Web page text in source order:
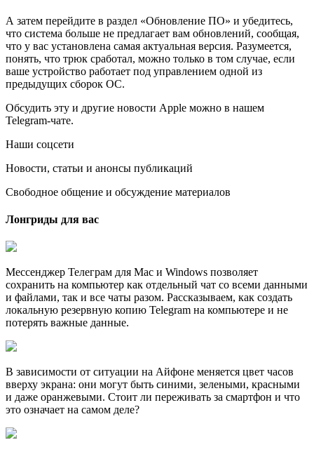
А затем перейдите в раздел «Обновление ПО» и убедитесь,
что система больше не предлагает вам обновлений, сообщая,
что у вас установлена самая актуальная версия. Разумеется,
понять, что трюк сработал, можно только в том случае, если
ваше устройство работает под управлением одной из
предыдущих сборок ОС.
Обсудить эту и другие новости Apple можно в нашем
Telegram-чате.
Наши соцсети
Новости, статьи и анонсы публикаций
Свободное общение и обсуждение материалов
Лонгриды для вас
Мессенджер Телеграм для Mac и Windows позволяет
сохранить на компьютер как отдельный чат со всеми данными
и файлами, так и все чаты разом. Рассказываем, как создать
локальную резервную копию Telegram на компьютере и не
потерять важные данные.
В зависимости от ситуации на Айфоне меняется цвет часов
вверху экрана: они могут быть синими, зелеными, красными
и даже оранжевыми. Стоит ли переживать за смартфон и что
это означает на самом деле?